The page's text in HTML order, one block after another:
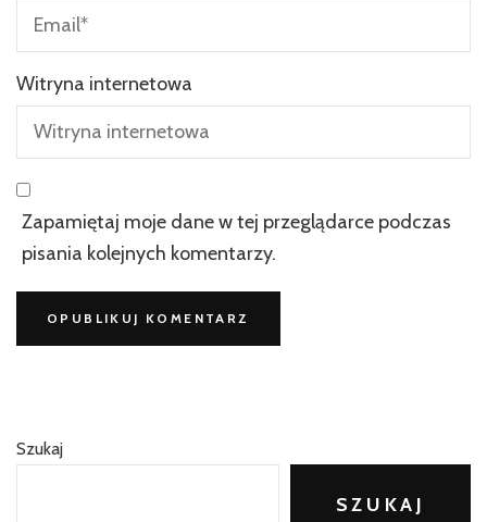
Witryna internetowa
Zapamiętaj moje dane w tej przeglądarce podczas
pisania kolejnych komentarzy.
Szukaj
SZUKAJ